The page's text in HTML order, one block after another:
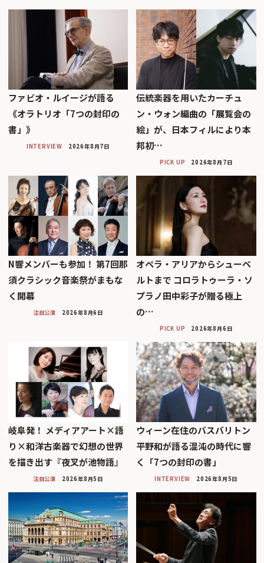
ファビオ・ルイージが語る
《オラトリオ「7つの封印の
書」》
INTERVIEW 2026年8月7日
伝統楽器を用いたカーチュ
ン・ウォン編曲の「展覧会の
絵」が、日本フィルにより本
邦初…
PICK UP 2026年8月7日
N響メンバーも参加！ 第7回那
須クラシック音楽祭がまもな
く開幕
注目公演 2026年8月6日
オペラ・アリアからシューベ
ルトまで コロラトゥーラ・ソ
プラノ田中彩子が贈る極上
の…
PICK UP 2026年8月6日
岐阜発！ メディアアート×語
り×和洋古楽器で幻想の世界
を描き出す『夜叉が池物語』
注目公演 2026年8月5日
ウィーン在住のバスバリトン
平野和が語る混沌の時代に響
く「7つの封印の書」
INTERVIEW 2026年8月5日